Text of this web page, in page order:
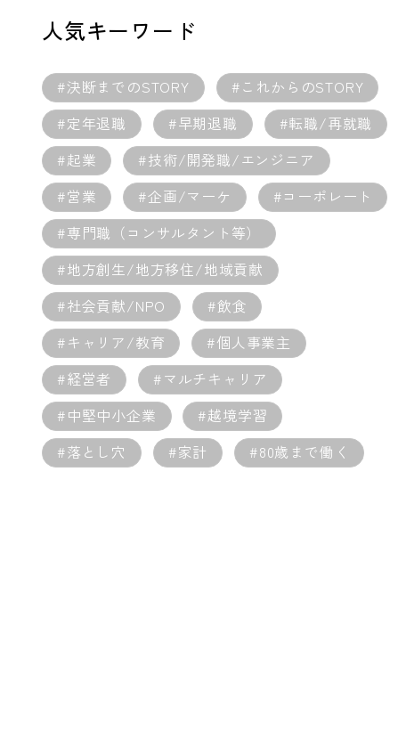
人気キーワード
#決断までのSTORY
#これからのSTORY
#定年退職
#早期退職
#転職/再就職
#起業
#技術/開発職/エンジニア
#営業
#企画/マーケ
#コーポレート
#専門職（コンサルタント等）
#地方創生/地方移住/地域貢献
#社会貢献/NPO
#飲食
#キャリア/教育
#個人事業主
#経営者
#マルチキャリア
#中堅中小企業
#越境学習
#落とし穴
#家計 #80歳まで働く